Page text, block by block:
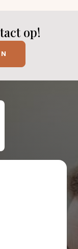
op!